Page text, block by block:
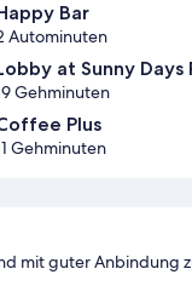
Bar
Autominuten
at Sunny
Gehminuten
Plus
Gehminuten
mit guter Anbindung